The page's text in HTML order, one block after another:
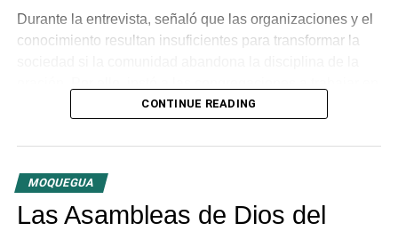
Durante la entrevista, señaló que las organizaciones y el
conocimiento resultan insuficientes para transformar la
conjunto bajo la guía del Espíritu Santo para generar un
las distintas congregaciones para impulsar la fe en las
tres provincias del departamento.
CONTINUE READING
MOQUEGUA
Las Asambleas de Dios del